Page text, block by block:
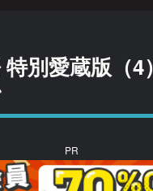
特別愛蔵版（
PR